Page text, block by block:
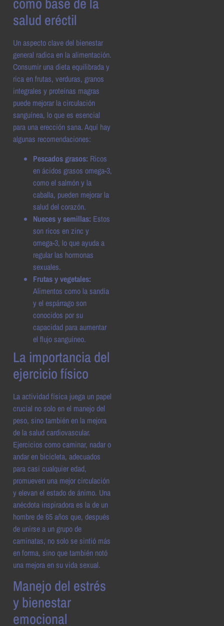
salud eréctil
Un aspecto clave del bienestar
general radica en la alimentación.
Consumir una dieta equilibrada y
rica en frutas, verduras, granos
integrales y proteínas magras
puede mejorar la circulación
sanguínea, lo que es esencial
para una erección sana. Aquí hay
algunas recomendaciones:
Pescados grasos: Ricos
en ácidos grasos omega-3,
como el salmón y la
caballa, pueden mejorar la
salud del corazón.
Nueces y semillas: Estos
son ricos en zinc y
omega-3, lo que ayuda a
regular las hormonas
sexuales.
Frutas y vegetales:
Alimentos como la sandía
y el espárrago son
conocidos por su
capacidad para aumentar
el flujo sanguíneo.
La importancia del
ejercicio físico
La actividad física juega un papel
crucial no solo en el manejo del
peso, sino también en la mejora
de la salud cardiovascular.
Ejercicios como caminar, nadar o
andar en bicicleta, adecuados
para casi cualquier edad,
promueven una mejor circulación
y elevan el estado de ánimo. Una
anécdota inspiradora es la de un
hombre de 65 años que, después
de unirse a un grupo de
caminatas, no solo se sintió más
en forma, sino que también notó
una mejora en su vida sexual.
Manejo del estrés
y bienestar
emocional